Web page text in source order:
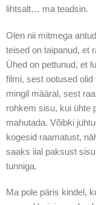
lihtsalt… ma teadsin.
Olen nii mitmega
teised on taipanud, et
Ühed on pettunud, et
filmi, sest ootused
mingil määral, sest
rohkem sisu, kui ühte
mahutada. Võibki
kogesid raamatust,
saaks iial paksust
tunniga.
Ma pole päris kindel,